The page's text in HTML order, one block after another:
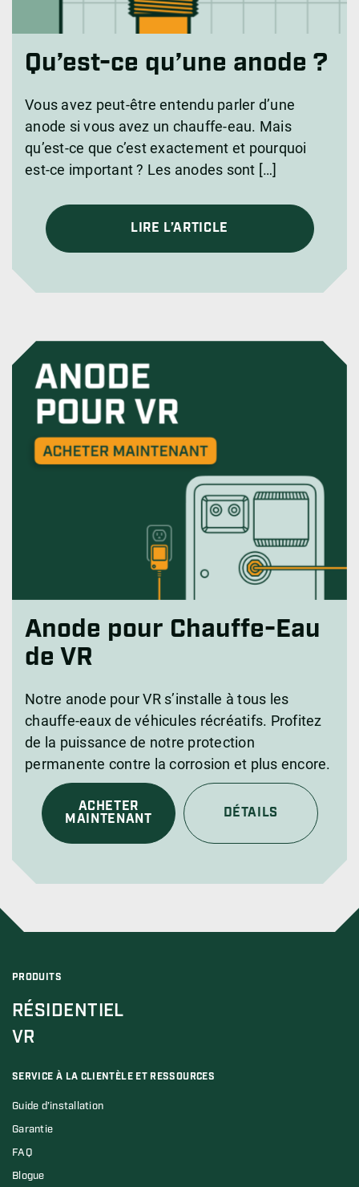
Qu’est-ce qu’une anode ?
Vous avez peut-être entendu parler d’une
anode si vous avez un chauffe-eau. Mais
qu’est-ce que c’est exactement et pourquoi
est-ce important ? Les anodes sont […]
LIRE L’ARTICLE
Anode pour Chauffe-Eau
de VR
Notre anode pour VR s’installe à tous les
chauffe-eaux de véhicules récréatifs. Profitez
de la puissance de notre protection
permanente contre la corrosion et plus encore.
ACHETER
MAINTENANT DÉTAILS
PRODUITS
RÉSIDENTIEL
VR
SERVICE À LA CLIENTÈLE ET RESSOURCES
Guide d’installation
Garantie
FAQ
Blogue